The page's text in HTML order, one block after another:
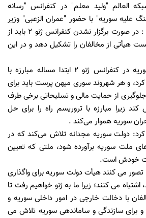
العالم "ولید معلم" در کنفرانس "رسانه
علیه سوریه" با حضور "عمران الزعبی" وزیر
اطلاع رسانی سوریه گفت : در صورت برگزار نشدن کنفرانس ژنو 2 باید از
هیأتی از مخالفان را تشکیل دهد و در این
معلم خاطرنشان کرد: سوریه در کنفرانس ژنو 2 ابتدا مساله مبارزه با
و هر شهروند سوری میهن پرست باید برای
از حمایت مالی و تسلیحاتی برخی طرف
زیرا مبارزه با تروریسم راه را برای حل
سوریه هموار می‌کند .
کرد: دولت سوریه مجدانه تلاش می‌کند که در
2 خواسته های ملت سوریه برآورده شود، ملتی که تعیین
خودش است.
می کنند هیأت دولت سوریه برای واگذاری
می کنند؛ زیرا ما به ژنو خواهیم رفت تا
با دخالت خارجی در امور داخلی سوریه و
برای سازندگی و ساماندهی سوریه تلاش می